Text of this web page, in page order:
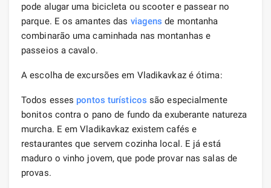
pode alugar uma bicicleta ou scooter e passear no
parque. E os amantes das viagens de montanha
combinarão uma caminhada nas montanhas e
passeios a cavalo.
A escolha de excursões em Vladikavkaz é ótima:
Todos esses pontos turísticos são especialmente
bonitos contra o pano de fundo da exuberante natureza
murcha. E em Vladikavkaz existem cafés e
restaurantes que servem cozinha local. E já está
maduro o vinho jovem, que pode provar nas salas de
provas.